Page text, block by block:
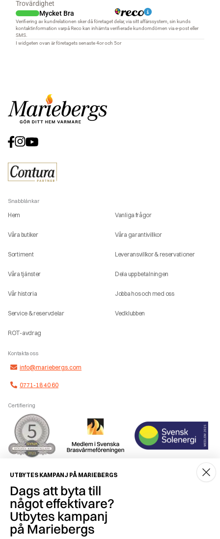
Snabblänkar
Hem
Våra butiker
Sortiment
Våra tjänster
Vår historia
Service & reservdelar
ROT-avdrag
Vanliga frågor
Våra garantivillkor
Leveransvillkor & reservationer
Dela upp betalningen
Jobba hos och med oss
Vedklubben
Kontakta oss
info@mariebergs.com
0771-18 40 60
Certifiering
Smidig betalning
UTBYTES KAMPANJ PÅ MARIEBERGS
Dags att byta till
något effektivare?
Utbytes kampanj
på Mariebergs